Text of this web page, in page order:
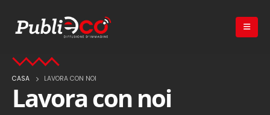
CASA LAVORA CON NOI
Lavora con noi